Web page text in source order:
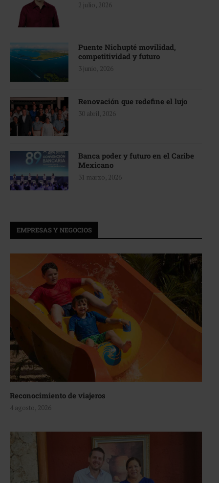
2 julio, 2026
Puente Nichupté movilidad,
competitividad y futuro
3 junio, 2026
Renovación que redefine el lujo
30 abril, 2026
Banca poder y futuro en el Caribe
Mexicano
31 marzo, 2026
EMPRESAS Y NEGOCIOS
Reconocimiento de viajeros
4 agosto, 2026